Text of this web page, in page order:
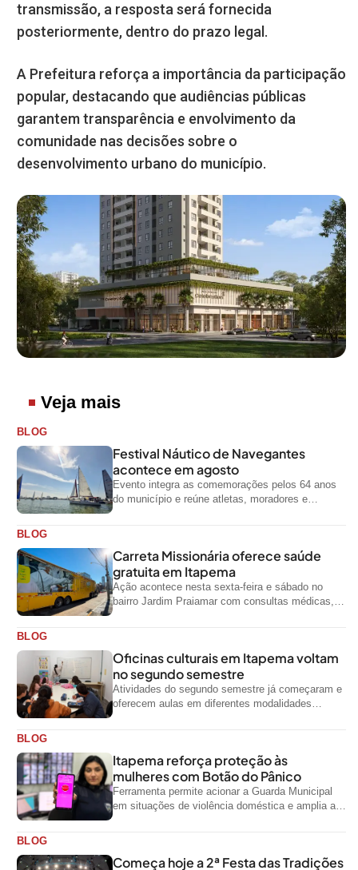
transmissão, a resposta será fornecida
posteriormente, dentro do prazo legal.
A Prefeitura reforça a importância da participação
popular, destacando que audiências públicas
garantem transparência e envolvimento da
comunidade nas decisões sobre o
desenvolvimento urbano do município.
Veja mais
BLOG
Festival Náutico de Navegantes
acontece em agosto
Evento integra as comemorações pelos 64 anos
do município e reúne atletas, moradores e
BLOG
Carreta Missionária oferece saúde
gratuita em Itapema
Ação acontece nesta sexta-feira e sábado no
bairro Jardim Praiamar com consultas médicas,
BLOG
Oficinas culturais em Itapema voltam
no segundo semestre
Atividades do segundo semestre já começaram e
oferecem aulas em diferentes modalidades
BLOG
Itapema reforça proteção às
mulheres com Botão do Pânico
Ferramenta permite acionar a Guarda Municipal
em situações de violência doméstica e amplia a
BLOG
Começa hoje a 2ª Festa das Tradições